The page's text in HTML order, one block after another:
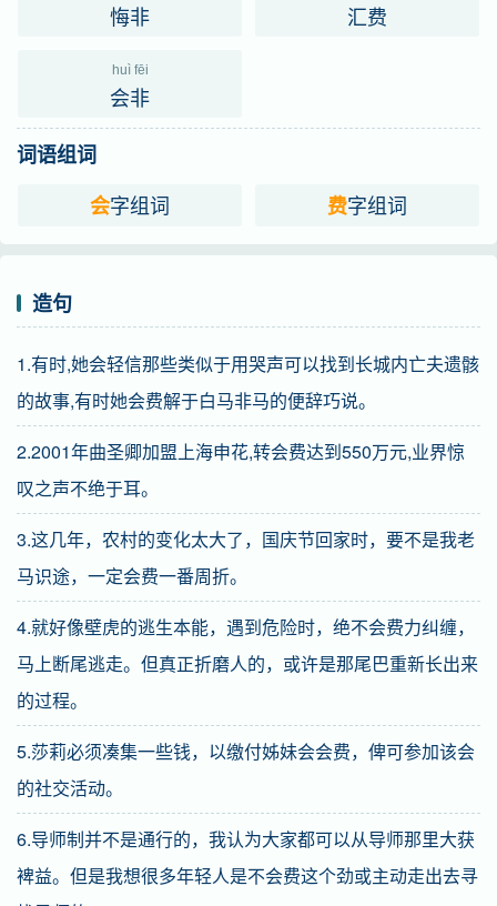
悔非 汇费
huì fēi
会非
词语组词
会字组词 费字组词
造句
1.有时,她会轻信那些类似于用哭声可以找到长城内亡夫遗骸
的故事,有时她会费解于白马非马的便辞巧说。
2.2001年曲圣卿加盟上海申花,转会费达到550万元,业界惊
叹之声不绝于耳。
3.这几年，农村的变化太大了，国庆节回家时，要不是我老
马识途，一定会费一番周折。
4.就好像壁虎的逃生本能，遇到危险时，绝不会费力纠缠，
马上断尾逃走。但真正折磨人的，或许是那尾巴重新长出来
的过程。
5.莎莉必须凑集一些钱，以缴付姊妹会会费，俾可参加该会
的社交活动。
6.导师制并不是通行的，我认为大家都可以从导师那里大获
裨益。但是我想很多年轻人是不会费这个劲或主动走出去寻